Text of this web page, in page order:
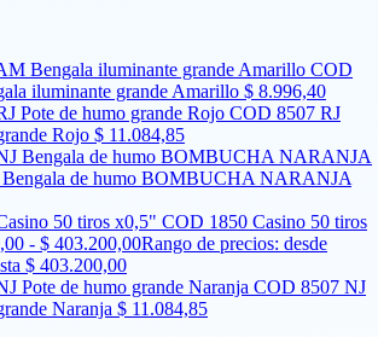
COD
iluminante grande Amarillo $ 8.996,40
COD 8507 RJ
Rojo $ 11.084,85
de humo BOMBUCHA NARANJA
COD 1850 Casino 50 tiros
- $ 403.200,00Rango de precios: desde
$ 403.200,00
COD 8507 NJ
Naranja $ 11.084,85